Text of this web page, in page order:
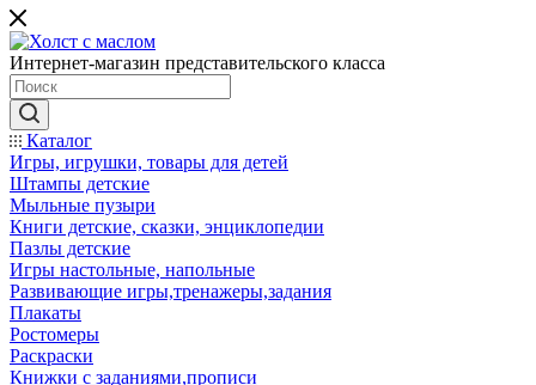
Интернет-магазин представительского класса
Каталог
Игры, игрушки, товары для детей
Штампы детские
Мыльные пузыри
Книги детские, сказки, энциклопедии
Пазлы детские
Игры настольные, напольные
Развивающие игры,тренажеры,задания
Плакаты
Ростомеры
Раскраски
Книжки с заданиями,прописи